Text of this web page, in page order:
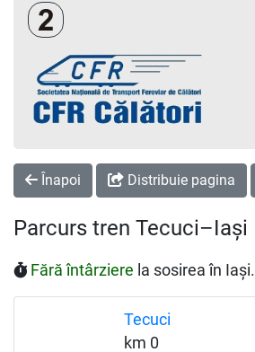
Clasa a 2-a
Înapoi Distribuie pagina
Parcurs tren Tecuci–Iași
Fără întârziere la sosirea în Iași.
Tecuci
km 0